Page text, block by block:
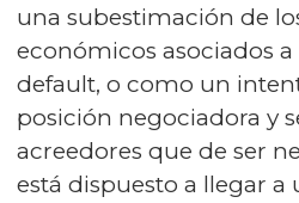
una subestimación de
económicos asociados
default, o como un
posición negociadora y
acreedores que de ser
está dispuesto a llegar a